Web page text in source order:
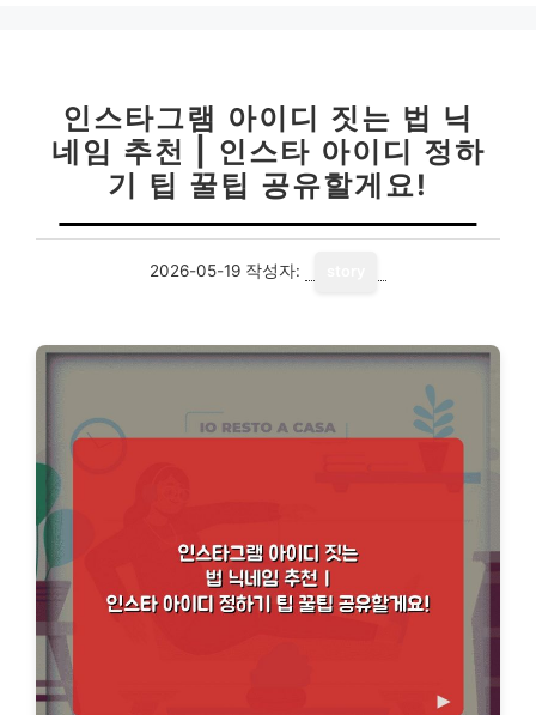
인스타그램 아이디 짓는 법 닉
네임 추천 | 인스타 아이디 정하
기 팁 꿀팁 공유할게요!
2026-05-19 작성자: